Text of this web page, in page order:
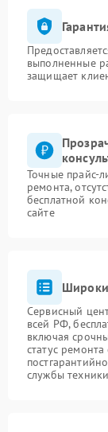
выполненные
защищает
Точные прайс-
ремонта,
бесплатной
сайте
Сервисный
всей РФ,
включая
статус
службы техники